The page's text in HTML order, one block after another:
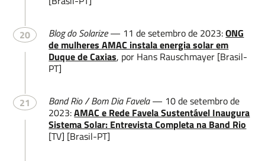
20 Blog do Solarize— 11 de setembro de 2023:ONG
de mulheres AMAC instala energia solar em
Duque de Caxias, por Hans Rauschmayer [Brasil-
PT]
21 Band Rio / Bom Dia Favela— 10 de setembro de
2023:AMAC e Rede Favela Sustentável Inaugura
Sistema Solar: Entrevista Completa na Band Rio
[TV] [Brasil-PT]